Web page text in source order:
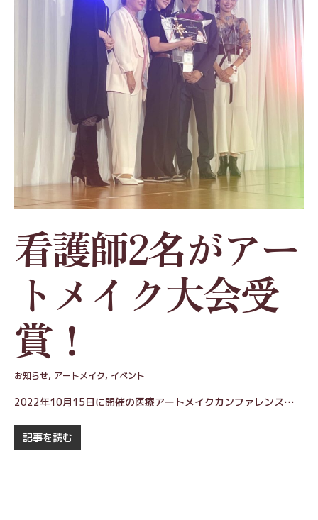
看護師2名がアー
トメイク大会受
賞！
お知らせ, アートメイク, イベント
2022年10月15日に開催の医療アートメイクカンファレンス…
記事を読む